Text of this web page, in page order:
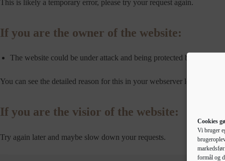
Cookies
Vi bruger
formål og
This is likely a temporary error, please try your request again.
If you are the owner of the website:
The website could be under attack and being protected by a throtle
You can see the detailed reason for this in your webserver logs.
If you are the visior of the website:
Try again later and maybe slow down your requests.